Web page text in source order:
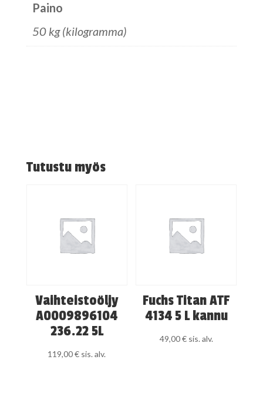
Paino
50 kg (kilogramma)
Tutustu myös
Vaihteistoöljy
A0009896104
236.22 5L
119,00€ sis. alv.
Fuchs Titan ATF
4134 5 L kannu
49,00€ sis. alv.